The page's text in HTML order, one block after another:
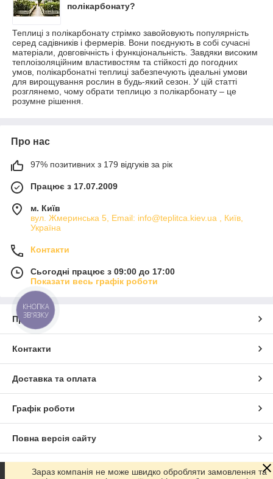
полікарбонату?
Теплиці з полікарбонату стрімко завойовують популярність
серед садівників і фермерів. Вони поєднують в собі сучасні
матеріали, довговічність і функціональність. Завдяки високим
теплоізоляційним властивостям та стійкості до погодних
умов, полікарбонатні теплиці забезпечують ідеальні умови
для вирощування рослин в будь-який сезон. У цій статті
розглянемо, чому обрати теплицю з полікарбонату – це
розумне рішення.
Про нас
97% позитивних з 179 відгуків за рік
Працює з 17.07.2009
м. Київ
вул. Жмеринська 5, Email: info@teplitca.kiev.ua , Київ,
Україна
Контакти
Сьогодні працює з 09:00 до 17:00
Показати весь графік роботи
Про нас
Контакти
Доставка та оплата
Графік роботи
Повна версія сайту
Сайт створено на маркетплейсі Prom.ua
Зараз компанія не може швидко обробляти замовлення та
КНОПКА
ЗВ'ЯЗКУ